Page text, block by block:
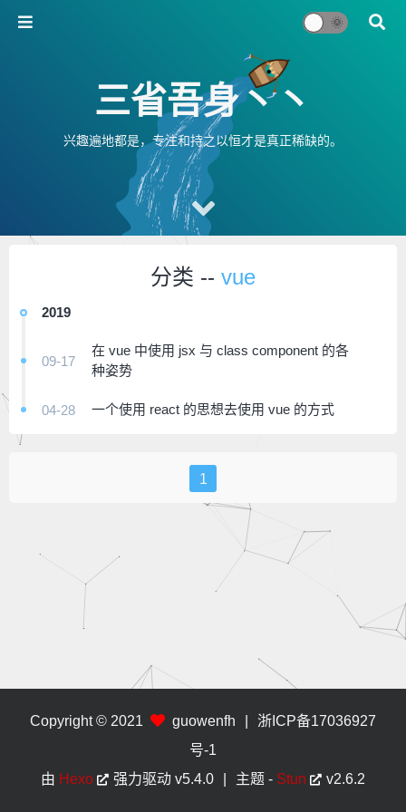
三省吾身丶丶
兴趣遍地都是，专注和持之以恒才是真正稀缺的。
分类 -- vue
2019
09-17
在 vue 中使用 jsx 与 class component 的各
种姿势
04-28 一个使用 react 的思想去使用 vue 的方式
1
Copyright © 2021 guowenfh
浙ICP备17036927
号-1
由 Hexo 强力驱动 v5.4.0 主题 - Stun v2.6.2